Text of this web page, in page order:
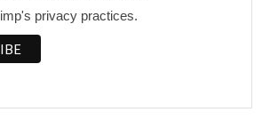
privacy practices.